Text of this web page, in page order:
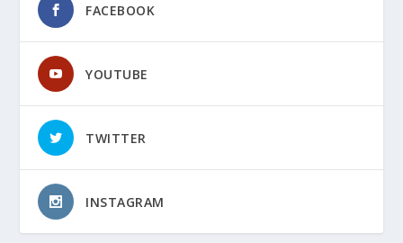
FACEBOOK
YOUTUBE
TWITTER
INSTAGRAM